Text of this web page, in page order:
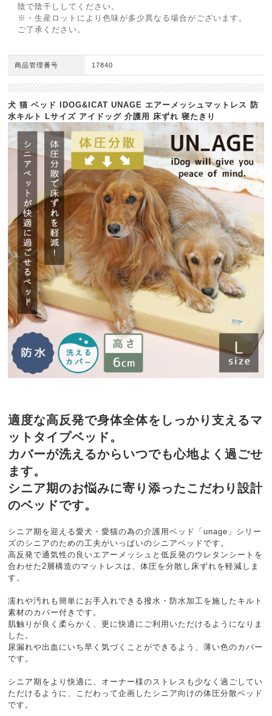
陰で陰干ししてください。
※・生産ロットにより色味が多少異なる場合がございます。
ご了承ください。
商品管理番号 17840
犬 猫 ベッド IDOG&ICAT UNAGE エアーメッシュマットレス 防
水キルト Lサイズ アイドッグ 介護用 床ずれ 寝たきり
適度な高反発で身体全体をしっかり支えるマ
ットタイプベッド。
カバーが洗えるからいつでも心地よく過ごせ
ます。
シニア期のお悩みに寄り添ったこだわり設計
のベッドです。
シニア期を迎える愛犬・愛猫の為の介護用ベッド「unage」シリー
ズのシニアのための工夫がいっぱいのシニアベッドです。
高反発で通気性の良いエアーメッシュと低反発のウレタンシートを
合わせた2層構造のマットレスは、体圧を分散し床ずれを軽減しま
す。
濡れや汚れも簡単にお手入れできる撥水・防水加工を施したキルト
素材のカバー付きです。
肌触りが良く柔らかく、更に快適にご利用いただけるようになりま
した。
尿漏れや出血にいち早く気づくことができるよう、薄い色のカバー
です。
シニア期をより快適に、オーナー様のストレスも少なく過ごしてい
ただけるように、こだわって企画したシニア向けの体圧分散ベッド
です。